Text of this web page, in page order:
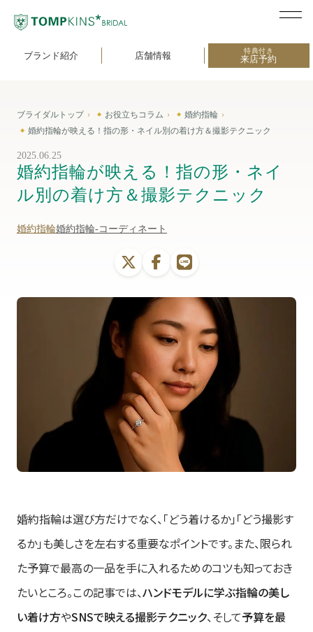
ブランド紹介 店舗情報 特典付き
来店予約
ブライダルトップ お役立ちコラム
婚約指輪
婚約指輪が映える！指の形・ネイル別の着け方＆撮影テクニック
2025.06.25
婚約指輪が映える！指の形・ネイ
ル別の着け方＆撮影テクニック
婚約指輪婚約指輪-コーディネート
婚約指輪は選び方だけでなく、「どう着けるか」「どう撮影す
るか」も美しさを左右する重要なポイントです。また、限られ
た予算で最高の一品を手に入れるためのコツも知っておき
たいところ。この記事では、ハンドモデルに学ぶ指輪の美し
い着け方やSNSで映える撮影テクニック、そして予算を最